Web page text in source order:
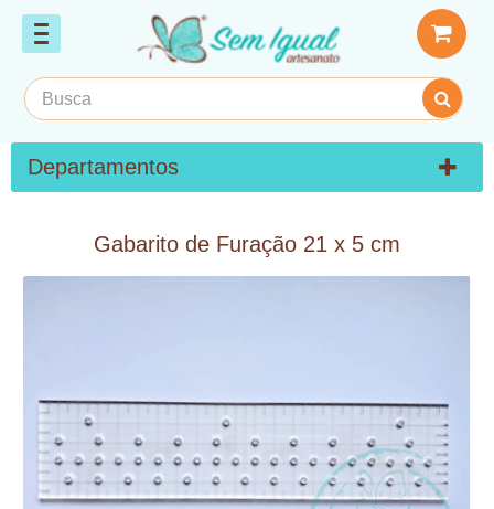
Departamentos
Gabarito de Furação 21 x 5 cm